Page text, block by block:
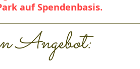
auf Spendenbasis.
Angebot: